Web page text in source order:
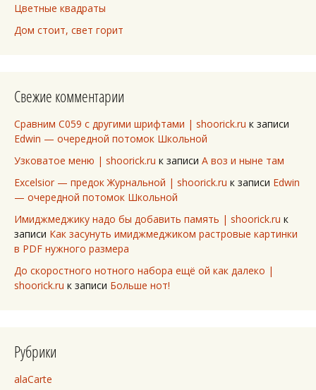
Цветные квадраты
Дом стоит, свет горит
Свежие комментарии
Сравним C059 с другими шрифтами | shoorick.ru к записи
Edwin — очередной потомок Школьной
Узковатое меню | shoorick.ru к записи А воз и ныне там
Excelsior — предок Журнальной | shoorick.ru к записи Edwin
— очередной потомок Школьной
Имиджмеджику надо бы добавить память | shoorick.ru к
записи Как засунуть имиджмеджиком растровые картинки
в PDF нужного размера
До скоростного нотного набора ещё ой как далеко |
shoorick.ru к записи Больше нот!
Рубрики
alaCarte